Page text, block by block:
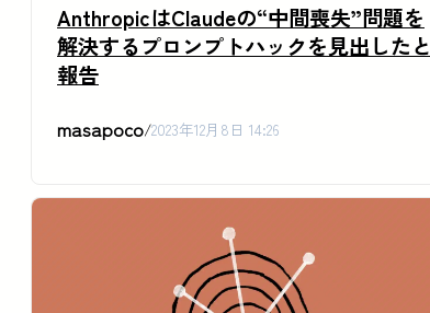
AnthropicはClaudeの“中間喪失”問題を
解決するプロンプトハックを見出したと
報告
masapoco/2023年12月8日 14:26